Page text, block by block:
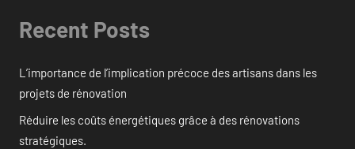
Recent Posts
L’importance de l’implication précoce des artisans dans les
projets de rénovation
Réduire les coûts énergétiques grâce à des rénovations
stratégiques.